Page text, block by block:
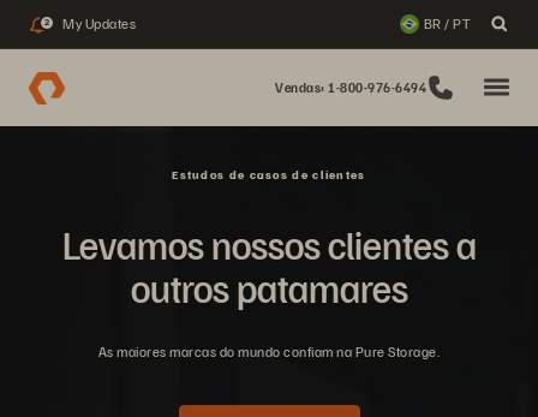
2 My Updates BR / PT
Vendas: 1-800-976-6494
Estudos de casos de clientes
Levamos nossos clientes a
outros patamares
As maiores marcas do mundo confiam na Pure Storage.